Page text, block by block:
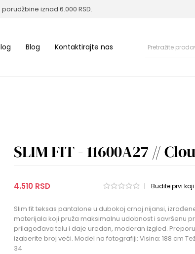
iznad 6.000 RSD.
Blog Kontaktirajte nas
SLIM FIT - 11600A27 //
4.510 RSD | Budite prvi
Slim fit teksas pantalone u dubokoj crnoj nijansi,
materijala koji pruža maksimalnu udobnost i savršenu
prilagođava telu i daje uredan, moderan izgled.
izaberite broj veći. Model na fotografiji: Visina: 188 cm
34